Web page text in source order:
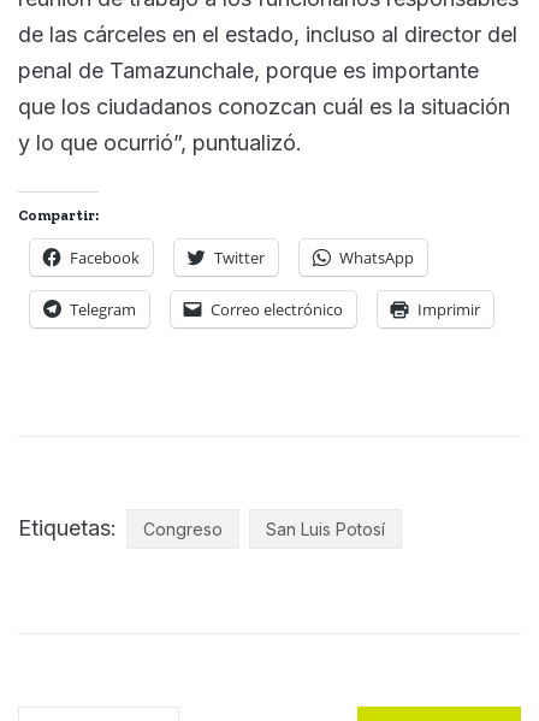
de las cárceles en el estado, incluso al director del
penal de Tamazunchale, porque es importante
que los ciudadanos conozcan cuál es la situación
y lo que ocurrió”, puntualizó.
Compartir:
Facebook Twitter WhatsApp
Telegram Correo electrónico Imprimir
Etiquetas: Congreso San Luis Potosí